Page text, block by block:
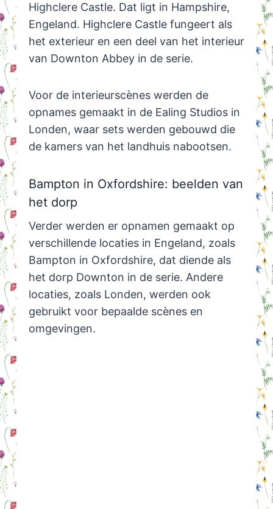
Highclere Castle. Dat ligt in Hampshire,
Engeland. Highclere Castle fungeert als
het exterieur en een deel van het interieur
van Downton Abbey in de serie.
Voor de interieurscènes werden de
opnames gemaakt in de Ealing Studios in
Londen, waar sets werden gebouwd die
de kamers van het landhuis nabootsen.
Bampton in Oxfordshire: beelden van
het dorp
Verder werden er opnamen gemaakt op
verschillende locaties in Engeland, zoals
Bampton in Oxfordshire, dat diende als
het dorp Downton in de serie. Andere
locaties, zoals Londen, werden ook
gebruikt voor bepaalde scènes en
omgevingen.